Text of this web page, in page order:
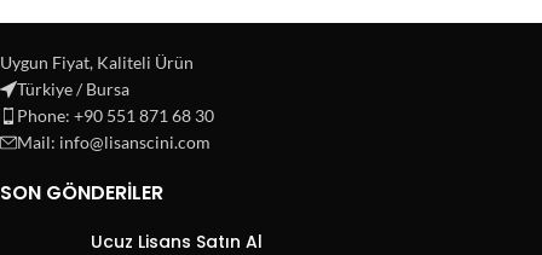
Uygun Fiyat, Kaliteli Ürün
Türkiye / Bursa
Phone: +90 551 871 68 30
Mail: info@lisanscini.com
SON GÖNDERILER
Ucuz Lisans Satın Al